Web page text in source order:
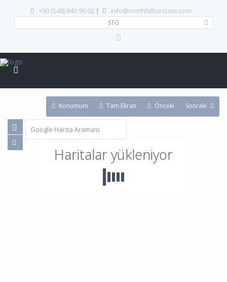
+90 (548) 840 90 02 | info@northhillsestate.com
STG
Haritalar yükleniyor
Konumum Tam Ekran Önceki Sonraki